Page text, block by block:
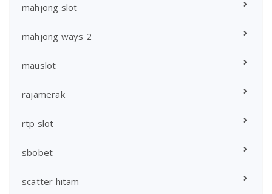
mahjong slot
mahjong ways 2
mauslot
rajamerak
rtp slot
sbobet
scatter hitam